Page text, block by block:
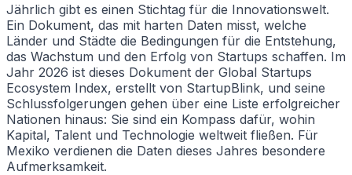
Jährlich gibt es einen Stichtag für die Innovationswelt.
Ein Dokument, das mit harten Daten misst, welche
Länder und Städte die Bedingungen für die Entstehung,
das Wachstum und den Erfolg von Startups schaffen. Im
Jahr 2026 ist dieses Dokument der Global Startups
Ecosystem Index, erstellt von StartupBlink, und seine
Schlussfolgerungen gehen über eine Liste erfolgreicher
Nationen hinaus: Sie sind ein Kompass dafür, wohin
Kapital, Talent und Technologie weltweit fließen. Für
Mexiko verdienen die Daten dieses Jahres besondere
Aufmerksamkeit.